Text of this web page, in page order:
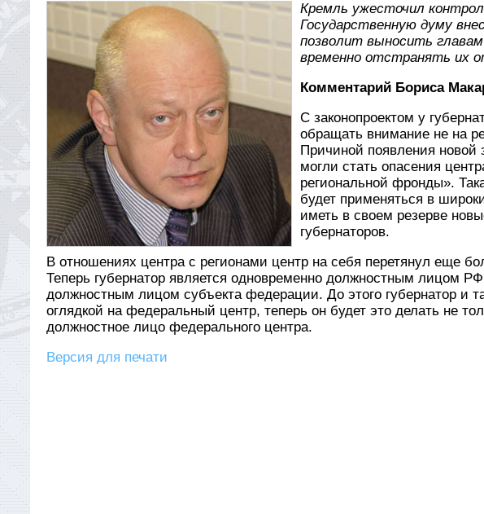
Кремль ужесточил
Государственную думу
позволит выносить
временно отстранять их
Комментарий Бориса
С законопроектом у
обращать внимание не на
Причиной появления новой
могли стать опасения
региональной фронды».
будет применяться в
иметь в своем резерве
губернаторов.
В отношениях центра с регионами центр на себя перетянул еще
Теперь губернатор является одновременно должностным лицом
должностным лицом субъекта федерации. До этого губернатор и
оглядкой на федеральный центр, теперь он будет это делать не
должностное лицо федерального центра.
Версия для печати